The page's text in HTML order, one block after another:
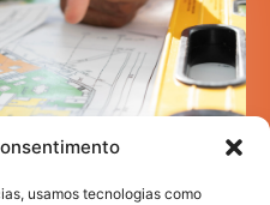
usamos tecnologias como